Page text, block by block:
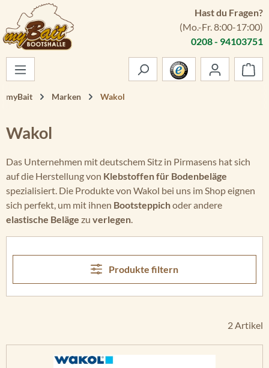
Zum Hauptinhalt springen
Hast du Fragen?
(Mo.-Fr. 8:00-17:00)
0208 - 94103751
myBait Marken Wakol
Wakol
Das Unternehmen mit deutschem Sitz in Pirmasens hat sich
auf die Herstellung von Klebstoffen für Bodenbeläge
spezialisiert. Die Produkte von Wakol bei uns im Shop eignen
sich perfekt, um mit ihnen Bootsteppichoder andere
elastische Beläge zu verlegen.
Produkte filtern
2 Artikel